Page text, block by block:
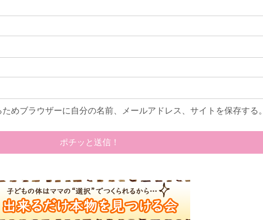
めブラウザーに自分の名前、メールアドレス、サイトを保存する。